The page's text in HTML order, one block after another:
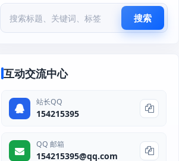
搜索
互动交流中心
站长QQ
154215395
QQ 邮箱
154215395@qq.com